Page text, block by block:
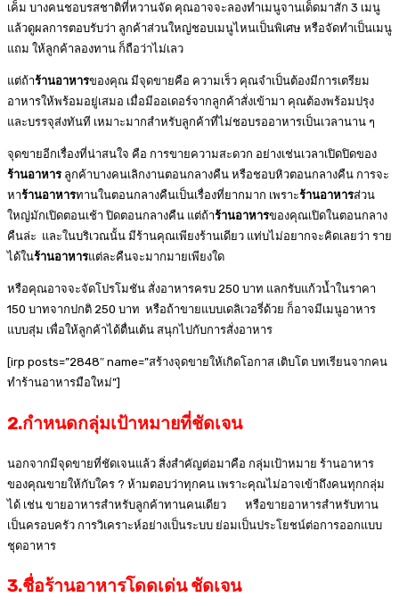
เค็ม บางคนชอบรสชาติที่หวานจัด คุณอาจจะลองทำเมนูจานเด็ดมาสัก 3 เมนู
แล้วดูผลการตอบรับว่า ลูกค้าส่วนใหญ่ชอบเมนูไหนเป็นพิเศษ หรือจัดทำเป็นเมนู
แถม ให้ลูกค้าลองทาน ก็ถือว่าไม่เลว
แต่ถ้าร้านอาหารของคุณ มีจุดขายคือ ความเร็ว คุณจำเป็นต้องมีการเตรียม
อาหารให้พร้อมอยู่เสมอ เมื่อมีออเดอร์จากลูกค้าสั่งเข้ามา คุณต้องพร้อมปรุง
และบรรจุส่งทันที เหมาะมากสำหรับลูกค้าที่ไม่ชอบรออาหารเป็นเวลานาน ๆ
จุดขายอีกเรื่องที่น่าสนใจ คือ การขายความสะดวก อย่างเช่นเวลาเปิดปิดของ
ร้านอาหาร ลูกค้าบางคนเลิกงานตอนกลางคืน หรือชอบหิวตอนกลางคืน การจะ
หาร้านอาหารทานในตอนกลางคืนเป็นเรื่องที่ยากมาก เพราะร้านอาหารส่วน
ใหญ่มักเปิดตอนเช้า ปิดตอนกลางคืน แต่ถ้าร้านอาหารของคุณเปิดในตอนกลาง
คืนล่ะ และในบริเวณนั้น มีร้านคุณเพียงร้านเดียว แท่บไม่อยากจะคิดเลยว่า ราย
ได้ในร้านอาหารแต่ละคืนจะมากมายเพียงใด
หรือคุณอาจจะจัดโปรโมชัน สั่งอาหารครบ 250 บาท แลกรับแก้วน้ำในราคา
150 บาทจากปกติ 250 บาท หรือถ้าขายแบบเดลิเวอรี่ด้วย ก็อาจมีเมนูอาหาร
แบบสุ่ม เพื่อให้ลูกค้าได้ตื่นเต้น สนุกไปกับการสั่งอาหาร
[irp posts=”2848″ name=”สร้างจุดขายให้เกิดโอกาส เติบโต บทเรียนจากคน
ทำร้านอาหารมือใหม่”]
2.กำหนดกลุ่มเป้าหมายที่ชัดเจน
นอกจากมีจุดขายที่ชัดเจนแล้ว สิ่งสำคัญต่อมาคือ กลุ่มเป้าหมาย ร้านอาหาร
ของคุณขายให้กับใคร ? ห้ามตอบว่าทุกคน เพราะคุณไม่อาจเข้าถึงคนทุกกลุ่ม
ได้ เช่น ขายอาหารสำหรับลูกค้าทานคนเดียว หรือขายอาหารสำหรับทาน
เป็นครอบครัว การวิเคราะห์อย่างเป็นระบบ ย่อมเป็นประโยชน์ต่อการออกแบบ
ชุดอาหาร
3.ชื่อร้านอาหารโดดเด่น ชัดเจน